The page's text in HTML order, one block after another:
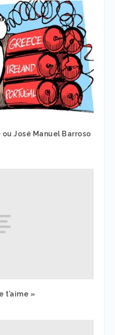
José Manuel Barroso
t’aime »